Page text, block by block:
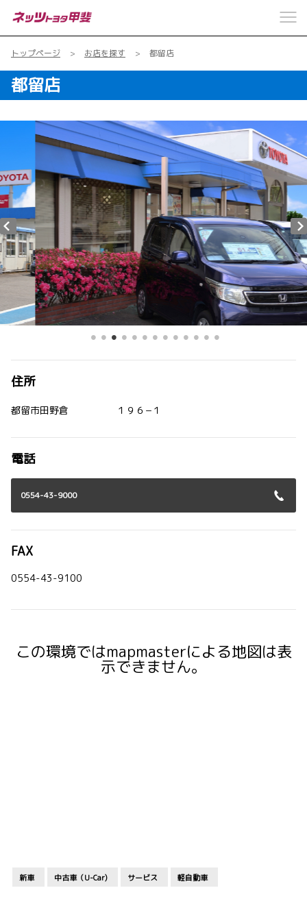
トップページ お店を探す 都留店
都留店
住所
都留市田野倉 １９６−１
電話
0554-43-9000
FAX
0554-43-9100
新車 中古車（U-Car) サービス 軽自動車
この環境ではmapmasterによる地図は表
示できません。